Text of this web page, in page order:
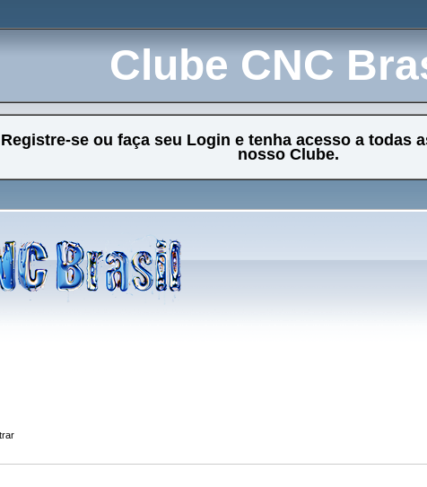
Clube CNC
Registre-se ou faça seu Login e tenha acesso a todas
nosso Clube.